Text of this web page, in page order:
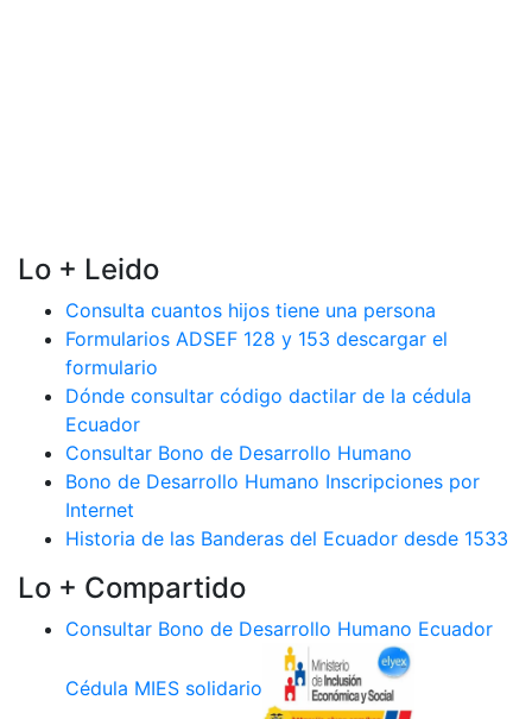
Lo + Leido
Consulta cuantos hijos tiene una persona
Formularios ADSEF 128 y 153 descargar el
formulario
Dónde consultar código dactilar de la cédula
Ecuador
Consultar Bono de Desarrollo Humano
Bono de Desarrollo Humano Inscripciones por
Internet
Historia de las Banderas del Ecuador desde 1533
Lo + Compartido
Consultar Bono de Desarrollo Humano Ecuador
Cédula MIES solidario